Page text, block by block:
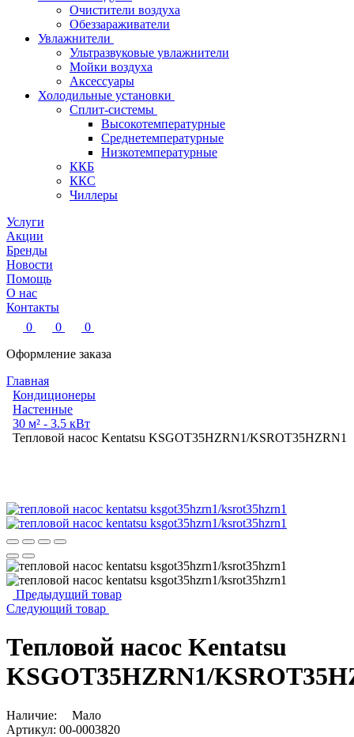
Очистители воздуха
Обеззараживатели
Увлажнители
Ультразвуковые увлажнители
Мойки воздуха
Аксессуары
Холодильные установки
Сплит-системы
Высокотемпературные
Среднетемпературные
Низкотемпературные
ККБ
ККС
Чиллеры
Услуги
Акции
Бренды
Новости
Помощь
О нас
Контакты
0
0
0
Оформление заказа
Главная
Кондиционеры
Настенные
30 м² - 3.5 кВт
Тепловой насос Kentatsu KSGOT35HZRN1/KSROT35HZRN1
Предыдущий товар
Следующий товар
Тепловой насос Kentatsu
KSGOT35HZRN1/
Наличие:
Мало
Артикул: 00-0003820